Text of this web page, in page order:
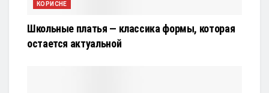
КОРИСНЕ
Школьные платья — классика формы, которая
остается актуальной